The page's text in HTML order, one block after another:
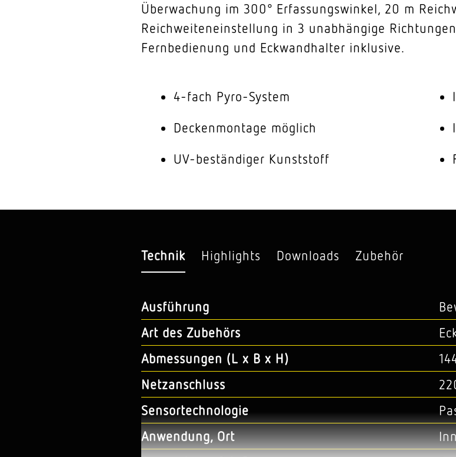
Überwachung im 300° Erfassungswinkel, 20 m
Reichweiteneinstellung in 3 unabhängige
Fernbedienung und Eckwandhalter inklusive.
4-fach Pyro-System
Deckenmontage möglich
UV-beständiger Kunststoff
Technik Highlights Downloads Zubehör
Ausführung
Art des Zubehörs
Abmessungen (L x B x H)
Netzanschluss
Sensortechnologie
Anwendung, Ort